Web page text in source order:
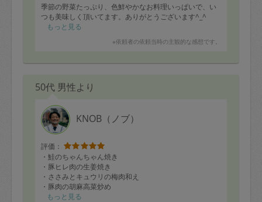
季節の野菜たっぷり、色鮮やかなお料理いっぱいで、い
つも美味しく頂いてます。ありがとうございます^_^
もっと見る
※依頼者の依頼当時の主観的な感想です。
50代 男性より
KNOB（ノブ）
評価：
・鮭のちゃんちゃん焼き
・豚ヒレ肉の生姜焼き
・ささみとキュウリの梅肉和え
・豚肉の胡麻高菜炒め
・チキンのハニーマスタード
もっと見る